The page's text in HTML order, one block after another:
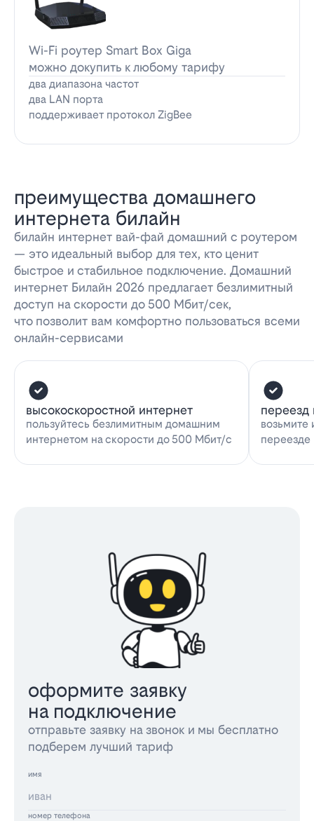
Wi-Fi роутер Smart Box Giga
можно докупить к любому тарифу
два диапазона частот
два LAN порта
поддерживает протокол ZigBee
преимущества домашнего
интернета билайн
билайн интернет вай-фай домашний с роутером
— это идеальный выбор для тех, кто ценит
быстрое и стабильное подключение. Домашний
интернет Билайн 2026 предлагает безлимитный
доступ на скорости до 500 Мбит/сек,
что позволит вам комфортно пользоваться всеми
онлайн-сервисами
высокоскоростной интернет
пользуйтесь безлимитным домашним
интернетом на скорости до 500 Мбит/с
переезд
возьмите
переезде
оформите заявку
на подключение
отправьте заявку на звонок и мы бесплатно
подберем лучший тариф
имя
номер телефона